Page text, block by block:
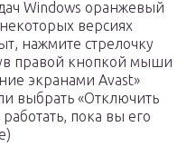
Windows оранжевый
версиях
нажмите стрелочку
правой кнопкой мыши
экранами Avast»
выбрать «Отключить
работать, пока вы его